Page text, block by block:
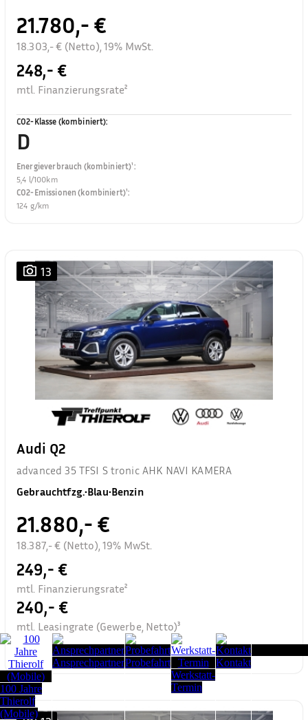
21.780,- €
18.303,- € (Netto), 19% MwSt.
248,- €
mtl. Finanzierungsrate²
CO2-Klasse (kombiniert):
D
Energieverbrauch (kombiniert)¹:
5,4 l/100km
CO2-Emissionen (kombiniert)¹:
124 g/km
13
Audi Q2
advanced 35 TFSI S tronic AHK NAVI KAMERA
Gebrauchtfzg.•Blau•Benzin
21.880,- €
18.387,- € (Netto), 19% MwSt.
249,- €
mtl. Finanzierungsrate²
240,- €
mtl. Leasingrate (Gewerbe, Netto)³
100 Jahre
Thierolf
(Mobile)
AnsprechpartnerProbefahrt
Werkstatt-
Termin
Kontakt